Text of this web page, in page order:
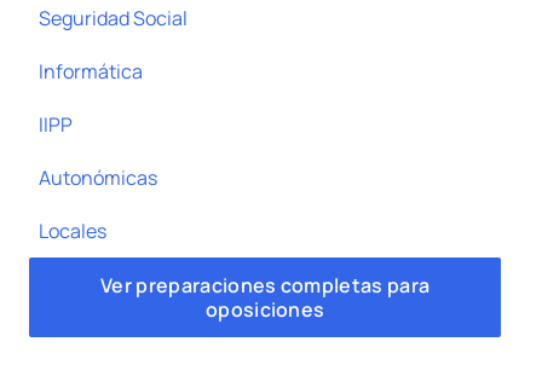
Seguridad Social
Informática
IIPP
Autonómicas
Locales
Ver preparaciones completas para
oposiciones